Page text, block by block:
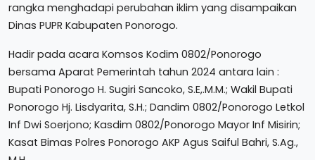
rangka menghadapi perubahan iklim yang disampaikan
Dinas PUPR Kabupaten Ponorogo.
Hadir pada acara Komsos Kodim 0802/Ponorogo
bersama Aparat Pemerintah tahun 2024 antara lain :
Bupati Ponorogo H. Sugiri Sancoko, S.E,.M.M.; Wakil Bupati
Ponorogo Hj. Lisdyarita, S.H.; Dandim 0802/Ponorogo Letkol
Inf Dwi Soerjono; Kasdim 0802/Ponorogo Mayor Inf Misirin;
Kasat Bimas Polres Ponorogo AKP Agus Saiful Bahri, S.Ag.,